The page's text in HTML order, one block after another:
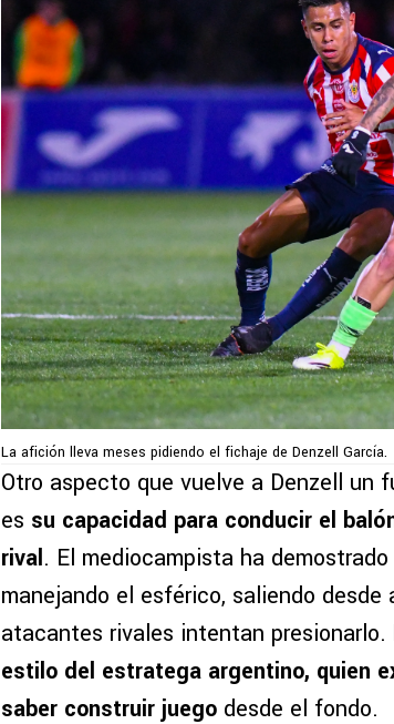
La afición lleva meses pidiendo el fichaje de Denzell García.
Otro aspecto que vuelve a Denzell
es su capacidad para conducir el
rival. El mediocampista ha
manejando el esférico, saliendo
atacantes rivales intentan presionarlo.
estilo del estratega argentino, quien
saber construir juego desde el fondo.